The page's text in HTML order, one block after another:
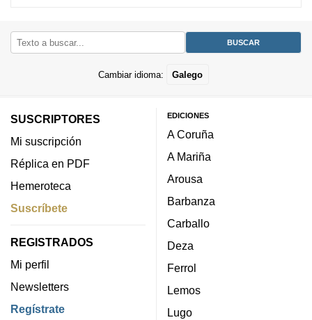
Cambiar idioma: Galego
SUSCRIPTORES
Mi suscripción
Réplica en PDF
Hemeroteca
Suscríbete
REGISTRADOS
Mi perfil
Newsletters
Regístrate
EDICIONES
A Coruña
A Mariña
Arousa
Barbanza
Carballo
Deza
Ferrol
Lemos
Lugo